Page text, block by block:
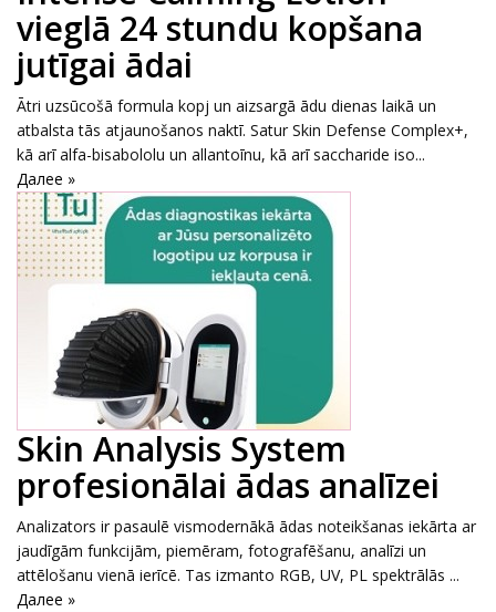
vieglā 24 stundu kopšana
jutīgai ādai
Ātri uzsūcošā formula kopj un aizsargā ādu dienas laikā un
atbalsta tās atjaunošanos naktī. Satur Skin Defense Complex+,
kā arī alfa-bisabololu un allantoīnu, kā arī saccharide iso...
Далее »
Skin Analysis System
profesionālai ādas analīzei
Analizators ir pasaulē vismodernākā ādas noteikšanas iekārta ar
jaudīgām funkcijām, piemēram, fotografēšanu, analīzi un
attēlošanu vienā ierīcē. Tas izmanto RGB, UV, PL spektrālās ...
Далее »